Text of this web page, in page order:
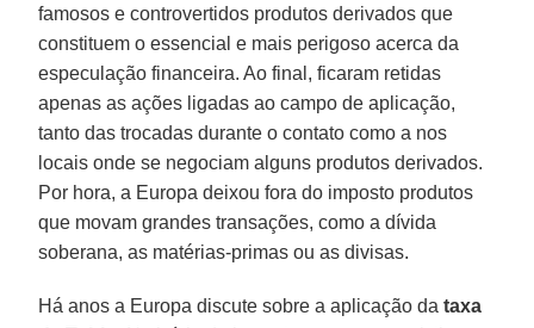
famosos e controvertidos produtos derivados que
constituem o essencial e mais perigoso acerca da
especulação financeira. Ao final, ficaram retidas
apenas as ações ligadas ao campo de aplicação,
tanto das trocadas durante o contato como a nos
locais onde se negociam alguns produtos derivados.
Por hora, a Europa deixou fora do imposto produtos
que movam grandes transações, como a dívida
soberana, as matérias-primas ou as divisas.
Há anos a Europa discute sobre a aplicação dataxa